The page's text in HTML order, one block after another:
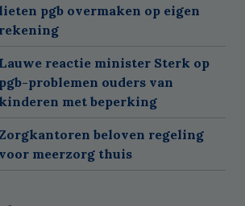
lieten pgb overmaken op eigen
rekening
Lauwe reactie minister Sterk op
pgb-problemen ouders van
kinderen met beperking
Zorgkantoren beloven regeling
voor meerzorg thuis